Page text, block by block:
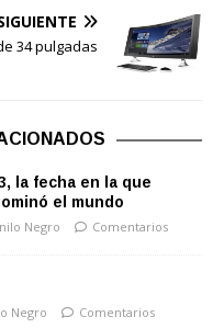
34 pulgadas
la fecha en la que
el mundo
Negro
Comentarios
Negro
Comentarios